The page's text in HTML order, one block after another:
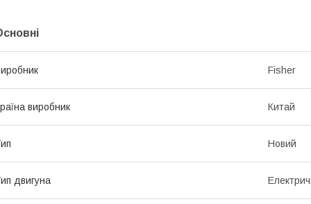
Fisher
виробник Китай
Новий
двигуна